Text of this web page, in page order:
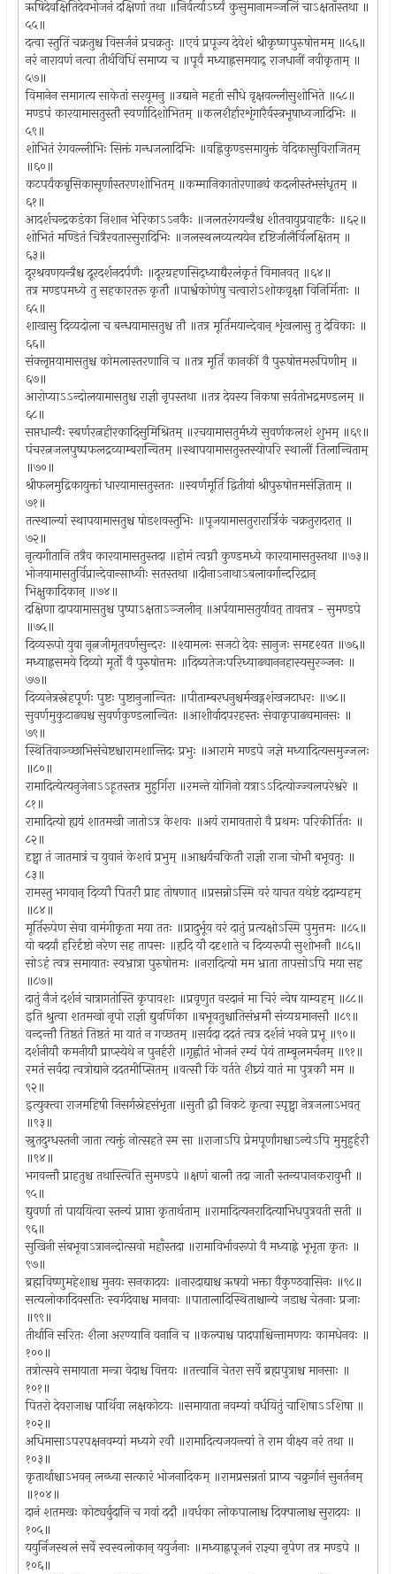
ऋषिदेवक्षितिदेवभोजनं दक्षिणां तथा ॥निर्वर्त्याऽर्घ्यं कुसुमानामञ्जलिं चाऽक्षताँस्तथा ॥
५५॥
दत्वा स्तुतिं चक्रतुश्च विसर्जनं प्रचक्रतुः ॥एवं प्रपूज्य देवेशं श्रीकृष्णपुरुषोत्तमम् ॥५६॥
नरं नारायणं नत्वा तीर्थविधिं समाप्य च ॥पूर्वं मध्याह्नसमयाद् राजधानीं नवीकृताम् ॥
५७॥
विमानेन समागत्य साकेतां सरयूमनु ॥उद्याने महती सौधे वृक्षवल्लीसुशोभिते ॥५८॥
मण्डपं कारयामासतुस्तौ स्वर्णादिशोभितम् ॥कलशैर्हारशृंगारैर्वस्त्रभूषाध्वजादिभिः ॥
५९॥
शोभितं रंगवल्लीभिः सिक्तं गन्धजलादिभिः ॥वह्निकुण्डसमायुक्तं वेदिकासुविराजितम्
॥६०॥
कटपर्यंकबृसिकासूर्णास्तरणशोभितम् ॥कम्मानिकातोरणाढ्यं कदलीस्तंभसंधृतम् ॥
६१॥
आदर्शचन्द्रकडंका निशान भेरिकाऽऽनकैः ॥जलतरंगयन्त्रैश्च शीतवायुप्रवाहकैः ॥६२॥
शोभितं मण्डितं चित्रैरवतारसुरादिभिः ॥जलस्थलव्यत्ययेन दृष्टिर्जालैर्विलक्षितम् ॥
६३॥
दूरश्रवणयन्त्रैश्च दूरदर्शनदर्पणैः ॥दूरग्रहणसिद्ध्याद्यैरलंकृतं विमानवत् ॥६४॥
तत्र मण्डपमध्ये तु सहकारतरू कृतौ ॥पार्श्वकोणेषु चत्वारोऽशोकवृक्षा विनिर्मिताः ॥
६५॥
शाखासु दिव्यदोला च बन्धयामासतुश्च तौ ॥तत्र मूर्तिमयान्देवान् शृंखलासु तु देविकाः ॥
६६॥
संक्लृप्तयामासतुश्च कोमलास्तरणानि च ॥तत्र मूर्तिं कानकीं वै पुरुषोत्तमरूपिणीम् ॥
६७॥
आरोप्याऽऽन्दोलयामासतुश्च राज्ञी नृपस्तथा ॥तत्र देवस्य निकषा सर्वतोभद्रमण्डलम् ॥
६८॥
सप्तधान्यैः स्बर्णरत्नहीरकादिसुमिश्रितम् ॥रचयामासतुर्मध्ये सुवर्णकलशं शुभम् ॥६९॥
पंचरत्नजलपुष्पफलद्रव्याम्बरान्वितम् ॥स्थापयामासतुस्तस्योपरि स्थालीं तिलान्विताम्
॥७०॥
श्रीफलमुद्रिकायुक्तां धारयामासतुस्ततः ॥स्वर्णमूर्ति द्वितीयां श्रीपुरुषोत्तमसंज्ञिताम् ॥
७१॥
तत्स्थाल्यां स्थापयामासतुश्च षोडशवस्तुभिः ॥पूजयामासतुरारार्त्रिकं चक्रतुरादरात् ॥
७२॥
नृत्यगीतानि तत्रैव कारयामासतुस्तदा ॥होमं त्वग्नौ कुण्डमध्ये कारयामासतुस्तथा ॥७३॥
भोजयामासतुर्विप्रान्देवान्साध्वीः सतस्तथा ॥दीनाऽनाथाऽबलावर्गान्दरिद्रान्
भिक्षुकादिकान् ॥७४॥
दक्षिणा दापयामासतुश्च पुष्पाऽक्षताऽञ्जलीन् ॥अर्पयामासतुर्यावत् तावत्तत्र - सुमण्डपे
॥७५॥
दिव्यरूपो युवा नूत्नजीमूतवर्णसुन्दरः ॥श्यामलः सजटो देवः सानुजः समदृश्यत ॥७६॥
मध्याह्नसमये दिव्यो मूर्तो वै पुरुषोत्तमः ॥दिब्यतेजःपरिध्याढ्याननहास्यसुरञ्जनः ॥
७७॥
दिव्यनेत्रस्नेहपूर्णः पुष्टः पुष्टानुजान्वितः ॥पीताम्बरधनुश्चर्मखड्गशंखजटाधरः ॥७८॥
सुवर्णमुकुटाढ्यश्च सुवर्णकुण्डलान्वितः ॥आशीर्वादपरहस्तः सेवाकृपाढ्यमानसः ॥
७९॥
स्थितिवाञ्च्छाभिसंचेष्टश्चारामशान्तिदः प्रभुः ॥आरामे मण्डपे जज्ञे मध्यादित्यसमुज्जलः
॥८०॥
रामादित्येत्यनुजेनाऽऽहूतस्तत्र मुहुर्गिरा ॥रमन्ते योगिनो यत्राऽऽदित्योज्ज्वलपरेश्वरे ॥
८१॥
रामादित्यो ह्ययं शातमखी जातोऽत्र केशवः ॥अयं रामावतारो वै प्रथमः परिकीर्तितः ॥
८२॥
दृष्ट्वा तं जातमात्रं च युवानं केशवं प्रभुम् ॥आश्चर्यचकितौ राज्ञी राजा चोभौ बभूवतुः ॥
८३॥
रामस्तु भगवान् दिव्यौ पितरौ प्राह तोषणात् ॥प्रसन्नोऽस्मि वरं याचत यथेष्टं ददाम्यहम्
॥८४॥
मूर्तिरूपेण सेवा वामंगीकृता मया ततः ॥प्रादुर्भूय वरं दातुं प्रत्यक्षोऽस्मि पुमुत्तमः ॥८५॥
यो बदर्यां हरिर्दृष्टो नरेण सह तापसः ॥हृदि यौ ददृशाते च दिव्यरूपी सुशोभनौ ॥८६॥
सोऽहं त्वत्र समायातः स्वभ्रात्रा पुरुषोत्तमः ॥नरादित्यो मम भ्राता तापसोऽपि मया सह
॥८७॥
दातुं नैजं दर्शनं चात्रागतोस्ति कृपावशः ॥प्रवृणुत वरदानं मा चिरं न्वेष याम्यहम् ॥८८॥
इति श्रुत्वा शतमखो नृपो राज्ञी द्युवर्णिका ॥बभूवतुश्चातिसंभ्रमौ संव्यग्रमानसौ ॥८९॥
वन्दन्तौ तिष्ठतं तिष्ठतं मा यातं न गच्छतम् ॥सर्वदा ददतं त्वत्र दर्शनं भवने प्रभू ॥९०॥
दर्शनीयौ कमनीयौ प्राप्स्येथे न पुनर्हरी ॥गृह्णीतं भोजनं रम्यं पेयं ताम्बूलमर्चनम् ॥९१॥
रमतं सर्वदा त्वत्रोद्याने ददतमीप्सितम् ॥वत्सौ किं वर्तते शैघ्र्यं यातं मा पुत्रकौ मम ॥
९२॥
इत्युक्त्वा राजमहिषी निसर्गस्नेहसंभृता ॥सुतौ द्वौ निकटे कृत्वा स्पृष्ट्वा नेत्रजलाऽभवत्
॥९३॥
स्नुतदुग्धस्तनी जाता त्यक्तुं नोत्सहते स्म सा ॥राजाऽपि प्रेमपूर्णांगश्चाऽन्येऽपि मुमुहुर्हरौ
॥९४॥
भगवन्तौ प्राहतुश्च तथास्त्विति सुमण्डपे ॥क्षणं बालौ तदा जातौ स्तन्यपानकरावुभौ ॥
९५॥
द्युवर्णा तां पाययित्वा स्तन्यं प्राप्ता कृतार्थताम् ॥रामादित्यनरादित्याभिधपुत्रवती सती ॥
९६॥
सुखिनी संबभूवाऽत्रानन्दोत्सवो महाँस्तदा ॥रामाविर्भावरूपो वै मध्याह्ने भूभृता कृतः ॥
९७॥
ब्रह्मविष्णुमहेशाश्च मुनयः सनकादयः ॥नारदाद्याश्च ऋषयो भक्ता वैकुण्ठवासिनः ॥९८॥
सत्यलोकादिवसतिः स्वर्गदेवाश्च मानवाः ॥पातालादिस्थिताश्चान्ये जडाश्च चेतनाः प्रजाः
॥९९॥
तीर्थानि सरितः शैला अरण्यानि वनानि च ॥कल्पाश्च पादपाश्चिन्तामणयः कामधेनवः ॥
१००॥
तत्रोत्सवे समायाता मन्त्रा वेदाश्च वित्तयः ॥तत्त्वानि चेतरा सर्वे ब्रह्मपुत्राश्च मानसाः ॥
१०१॥
पितरो देवराजाश्च पार्थिवा लक्षकोटयः ॥समायाता नवम्यां वर्धयितुं चाशिषाऽऽशिषा ॥
१०२॥
अधिमासाऽपरपक्षनवम्यां मध्यगे रवौ ॥रामादित्यजयन्त्यां ते राम वीक्ष्य नरं तथा ॥
१०३॥
कृतार्थाश्चाऽभवन् लब्ध्वा सत्कारं भोजनादिकम् ॥रामप्रसन्नतां प्राप्य चक्रुर्गानं सुनर्तनम्
॥१०४॥
दानं शतमखः कोट्यर्बुदानि च गवां ददौ ॥वर्धका लोकपालाश्च दिक्पालाश्च सुरादयः ॥
१०५॥
ययुर्निजस्थलं सर्वे स्वस्वलोकान् ययुर्जनाः ॥मध्याह्नपूजनं राज्ञ्या नृपेण तत्र मण्डपे ॥
१०६॥